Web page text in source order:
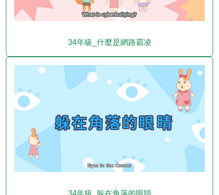
34年級_什麼是網路霸凌
34年級_躲在角落的眼睛